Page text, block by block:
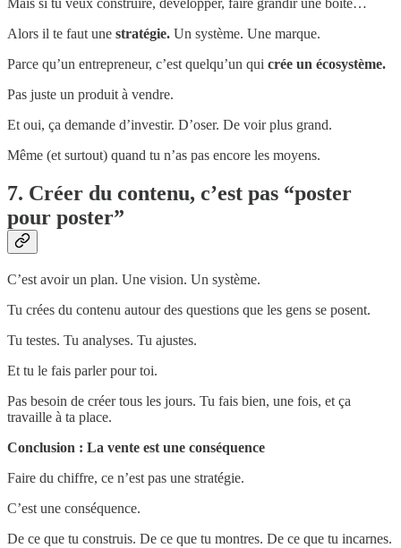
Mais si tu veux construire, développer, faire grandir une boîte…
Alors il te faut une stratégie. Un système. Une marque.
Parce qu’un entrepreneur, c’est quelqu’un qui crée un écosystème.
Pas juste un produit à vendre.
Et oui, ça demande d’investir. D’oser. De voir plus grand.
Même (et surtout) quand tu n’as pas encore les moyens.
7. Créer du contenu, c’est pas “poster
pour poster”
C’est avoir un plan. Une vision. Un système.
Tu crées du contenu autour des questions que les gens se posent.
Tu testes. Tu analyses. Tu ajustes.
Et tu le fais parler pour toi.
Pas besoin de créer tous les jours. Tu fais bien, une fois, et ça
travaille à ta place.
Conclusion : La vente est une conséquence
Faire du chiffre, ce n’est pas une stratégie.
C’est une conséquence.
De ce que tu construis. De ce que tu montres. De ce que tu incarnes.